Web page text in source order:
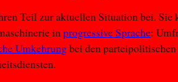
Teil zur aktuellen Situation bei. Sie
inprogressive Sprache:
Umkehrungbei den